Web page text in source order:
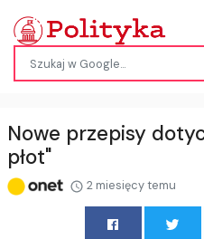
Nowe przepisy
płot"
2 miesięcy temu